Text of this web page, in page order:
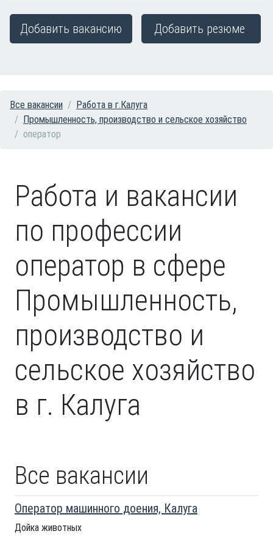
Добавить вакансию Добавить резюме
Все вакансии
Работа в г.Калуга
Промышленность, производство и сельское хозяйство
оператор
Работа и вакансии
по профессии
оператор в сфере
Промышленность,
производство и
сельское хозяйство
в г. Калуга
Все вакансии
Оператор машинного доения, Калуга
Дойка животных